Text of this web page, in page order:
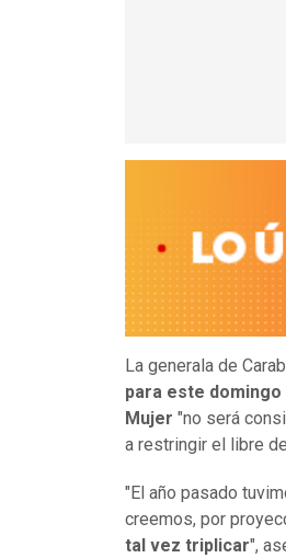
La generala de
para este
Mujer "no será
a restringir el libre
"El año pasado
creemos, por
tal vez triplicar",